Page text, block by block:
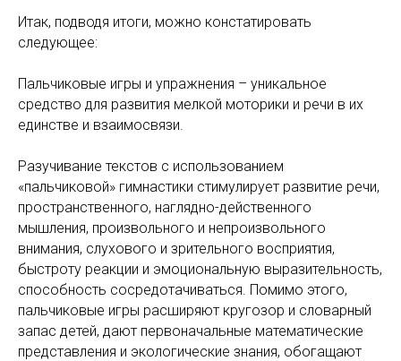
Итак, подводя итоги, можно констатировать
следующее:
Пальчиковые игры и упражнения – уникальное
средство для развития мелкой моторики и речи в их
единстве и взаимосвязи.
Разучивание текстов с использованием
«пальчиковой» гимнастики стимулирует развитие речи,
пространственного, наглядно-действенного
мышления, произвольного и непроизвольного
внимания, слухового и зрительного восприятия,
быстроту реакции и эмоциональную выразительность,
способность сосредотачиваться. Помимо этого,
пальчиковые игры расширяют кругозор и словарный
запас детей, дают первоначальные математические
представления и экологические знания, обогащают